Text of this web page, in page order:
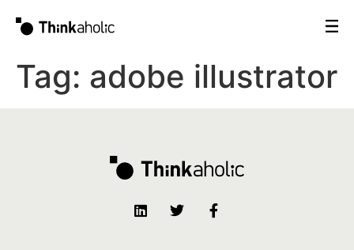
Tag: adobe illustrator